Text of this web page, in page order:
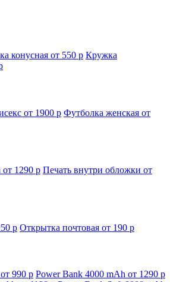
конусная от 550 p Кружка
от 1900 p Футболка женская от
1290 p Печать внутри обложки от
p Открытка почтовая от 190 p
990 p Power Bank 4000 mAh от 1290 p